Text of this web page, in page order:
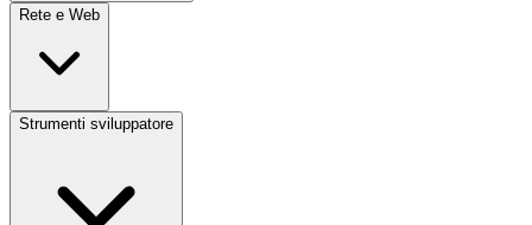
Rete e Web
Strumenti sviluppatore